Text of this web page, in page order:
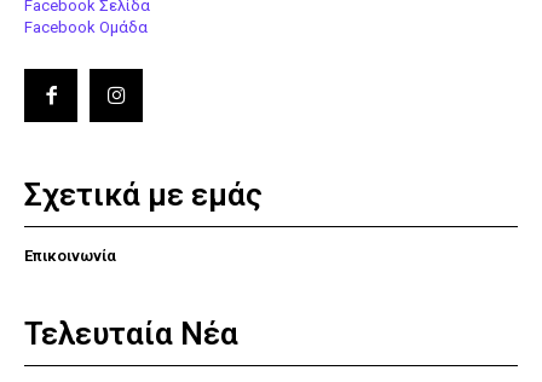
Facebook Σελίδα
Facebook Ομάδα
Σχετικά με εμάς
Επικοινωνία
Τελευταία Νέα